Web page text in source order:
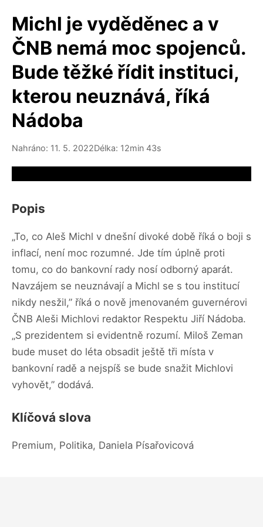
Michl je vyděděnec a v
ČNB nemá moc spojenců.
Bude těžké řídit instituci,
kterou neuznává, říká
Nádoba
Nahráno: 11. 5. 2022Délka: 12min 43s
Popis
„To, co Aleš Michl v dnešní divoké době říká o boji s
inflací, není moc rozumné. Jde tím úplně proti
tomu, co do bankovní rady nosí odborný aparát.
Navzájem se neuznávají a Michl se s tou institucí
nikdy nesžil,” říká o nově jmenovaném guvernérovi
ČNB Aleši Michlovi redaktor Respektu Jiří Nádoba.
„S prezidentem si evidentně rozumí. Miloš Zeman
bude muset do léta obsadit ještě tři místa v
bankovní radě a nejspíš se bude snažit Michlovi
vyhovět,” dodává.
Klíčová slova
Premium, Politika, Daniela Písařovicová